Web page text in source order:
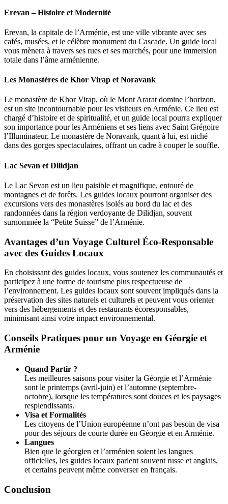
Erevan – Histoire et Modernité
Erevan, la capitale de l’Arménie, est une ville vibrante avec ses
cafés, musées, et le célèbre monument du Cascade. Un guide local
vous mènera à travers ses rues et ses marchés, pour une immersion
totale dans l’âme arménienne.
Les Monastères de Khor Virap et Noravank
Le monastère de Khor Virap, où le Mont Ararat domine l’horizon,
est un site incontournable pour les visiteurs en Arménie. Ce lieu est
chargé d’histoire et de spiritualité, et un guide local pourra expliquer
son importance pour les Arméniens et ses liens avec Saint Grégoire
l’Illuminateur. Le monastère de Noravank, quant à lui, est niché
dans des gorges spectaculaires, offrant un cadre à couper le souffle.
Lac Sevan et Dilidjan
Le Lac Sevan est un lieu paisible et magnifique, entouré de
montagnes et de forêts. Les guides locaux pourront organiser des
excursions vers des monastères isolés au bord du lac et des
randonnées dans la région verdoyante de Dilidjan, souvent
surnommée la “Petite Suisse” de l’Arménie.
Avantages d’un Voyage Culturel Éco-Responsable
avec des Guides Locaux
En choisissant des guides locaux, vous soutenez les communautés et
participez à une forme de tourisme plus respectueuse de
l’environnement. Les guides locaux sont souvent impliqués dans la
préservation des sites naturels et culturels et peuvent vous orienter
vers des hébergements et des restaurants écoresponsables,
minimisant ainsi votre impact environnemental.
Conseils Pratiques pour un Voyage en Géorgie et
Arménie
Quand Partir ?
Les meilleures saisons pour visiter la Géorgie et l’Arménie
sont le printemps (avril-juin) et l’automne (septembre-
octobre), lorsque les températures sont douces et les paysages
resplendissants.
Visa et Formalités
Les citoyens de l’Union européenne n’ont pas besoin de visa
pour des séjours de courte durée en Géorgie et en Arménie.
Langues
Bien que le géorgien et l’arménien soient les langues
officielles, les guides locaux parlent souvent russe et anglais,
et certains peuvent même converser en français.
Conclusion